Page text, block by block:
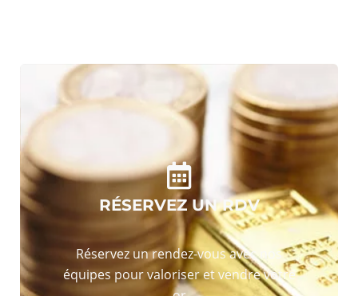
RÉSERVEZ UN RDV
Réservez un rendez-vous avec nos
équipes pour valoriser et vendre votre